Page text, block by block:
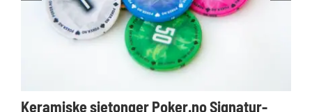
Keramiske sjetonger Poker.no Signatur-